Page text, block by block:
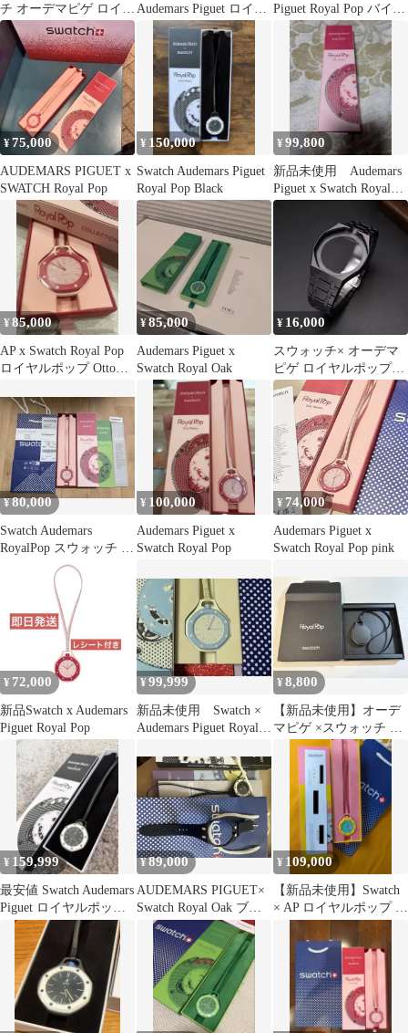
チ オーデマピゲ ロイヤ
ルポップ レザーランヤ
ード
Audemars Piguet ロイヤ
Piguet Royal Pop バイオ
セラミック ポケットウ
ォッチ Blaue Acht
¥75,000
AUDEMARS PIGUET x
SWATCH Royal Pop
¥ 150,000
Swatch Audemars Piguet
Royal Pop Black
¥99,800
新品未使用 Audemars
Piguet x Swatch Royal
Pop
¥85,000
AP x Swatch Royal Pop
ロイヤルポップ Otto
¥85,000
Audemars Piguet x
Swatch Royal Oak
¥ 16,000
スウォッチ× オーデマ
ピゲ ロイヤルポップ用
ベルトバンド コマタ
イプ
¥80,000
Swatch Audemars
RoyalPop スウォッチ オ
ーデマピゲ AP
¥ 100,000
Audemars Piguet x
Swatch Royal Pop
¥ 74,000
Audemars Piguet x
Swatch Royal Pop pink
¥ 72,000
新品Swatch x Audemars
Piguet Royal Pop
¥99,999
新品未使用 Swatch ×
Audemars Piguet Royal
¥8,800
【新品未使用】オーデ
マピゲ ×スウォッチ ロ
イヤルポップ レザース
トラップ 黒
¥ 159,999
最安値 Swatch Audemars
Piguet ロイヤルポップ
スウォッチ
¥89,000
AUDEMARS PIGUET×
Swatch Royal Oak ブラ
ック
¥ 109,000
【新品未使用】Swatch
× AP ロイヤルポップ ピ